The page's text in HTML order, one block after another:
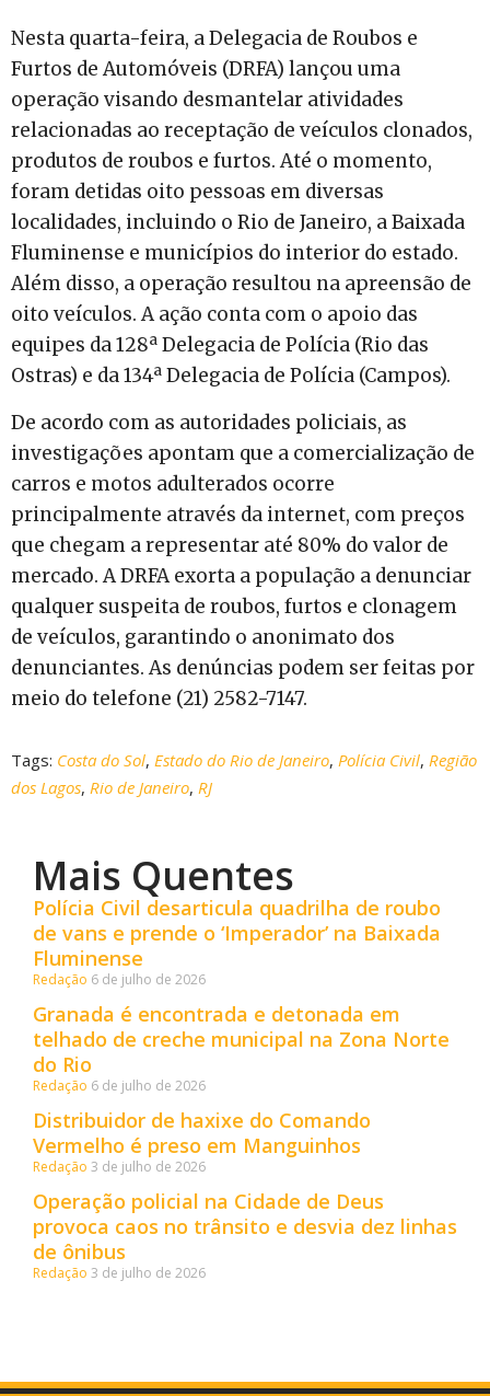
Nesta quarta-feira, a Delegacia de Roubos e
Furtos de Automóveis (DRFA) lançou uma
operação visando desmantelar atividades
relacionadas ao receptação de veículos clonados,
produtos de roubos e furtos. Até o momento,
foram detidas oito pessoas em diversas
localidades, incluindo o Rio de Janeiro, a Baixada
Fluminense e municípios do interior do estado.
Além disso, a operação resultou na apreensão de
oito veículos. A ação conta com o apoio das
equipes da 128ª Delegacia de Polícia (Rio das
Ostras) e da 134ª Delegacia de Polícia (Campos).
De acordo com as autoridades policiais, as
investigações apontam que a comercialização de
carros e motos adulterados ocorre
principalmente através da internet, com preços
que chegam a representar até 80% do valor de
mercado. A DRFA exorta a população a denunciar
qualquer suspeita de roubos, furtos e clonagem
de veículos, garantindo o anonimato dos
denunciantes. As denúncias podem ser feitas por
meio do telefone (21) 2582-7147.
Tags: Costa do Sol, Estado do Rio de Janeiro, Polícia Civil, Região
dos Lagos, Rio de Janeiro, RJ
Mais Quentes
Polícia Civil desarticula quadrilha de roubo
de vans e prende o ‘Imperador’ na Baixada
Fluminense
Redação 6 de julho de 2026
Granada é encontrada e detonada em
telhado de creche municipal na Zona Norte
do Rio
Redação 6 de julho de 2026
Distribuidor de haxixe do Comando
Vermelho é preso em Manguinhos
Redação 3 de julho de 2026
Operação policial na Cidade de Deus
provoca caos no trânsito e desvia dez linhas
de ônibus
Redação 3 de julho de 2026